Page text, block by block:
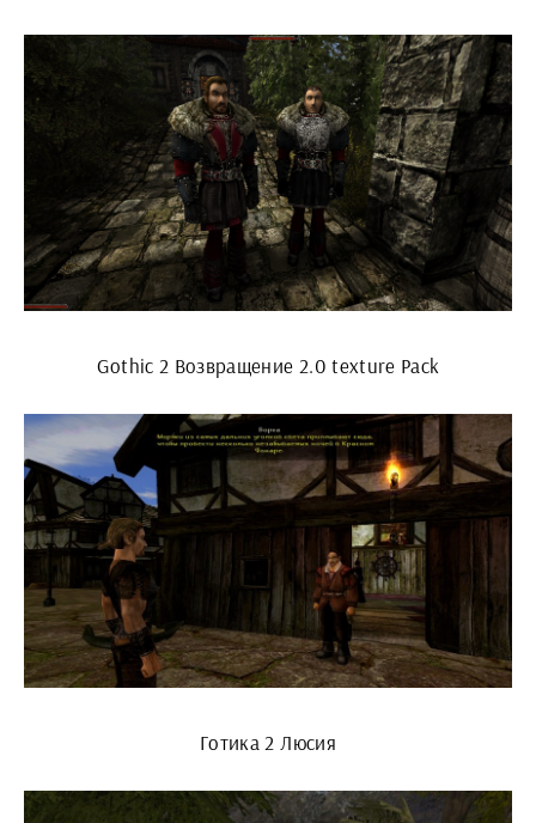
Gothic 2 Возвращение 2.0 texture Pack
Готика 2 Люсия